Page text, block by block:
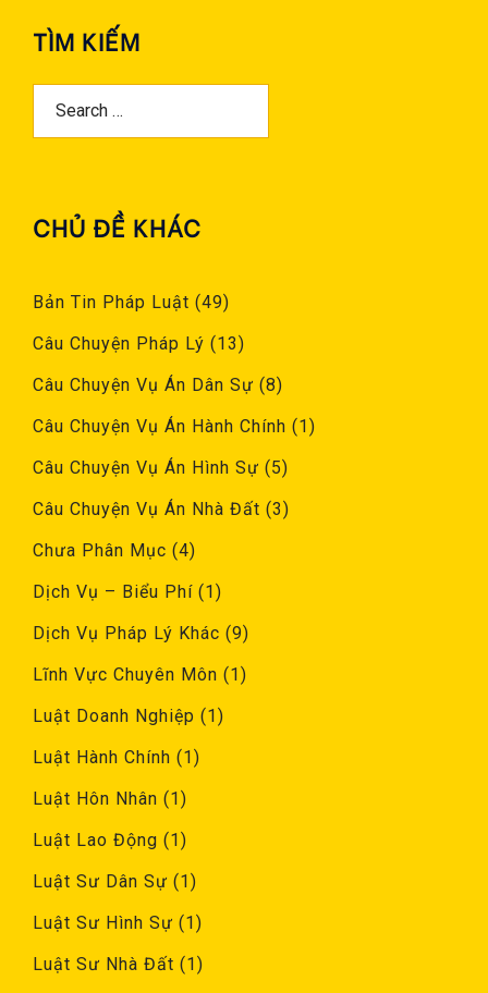
TÌM KIẾM
CHỦ ĐỀ KHÁC
Bản Tin Pháp Luật (49)
Câu Chuyện Pháp Lý (13)
Câu Chuyện Vụ Án Dân Sự (8)
Câu Chuyện Vụ Án Hành Chính (1)
Câu Chuyện Vụ Án Hình Sự (5)
Câu Chuyện Vụ Án Nhà Đất (3)
Chưa Phân Mục (4)
Dịch Vụ – Biểu Phí (1)
Dịch Vụ Pháp Lý Khác (9)
Lĩnh Vực Chuyên Môn (1)
Luật Doanh Nghiệp (1)
Luật Hành Chính (1)
Luật Hôn Nhân (1)
Luật Lao Động (1)
Luật Sư Dân Sự (1)
Luật Sư Hình Sự (1)
Luật Sư Nhà Đất (1)